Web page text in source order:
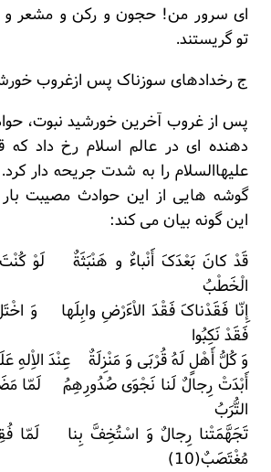
ای سرور من! حجون و رکن و مشعر و
تو گریستند.
ج رخدادهای سوزناک پس ازغروب
پس از غروب آخرین خورشید نبوت،
دهنده ای در عالم اسلام رخ داد که
علیهاالسلام را به شدت جریحه دار
گوشه هایی از این حوادث مصیبت بار
این گونه بیان می کند:
قَدْ کانَ بَعْدَکَ أَنْباءٌ و هَنْبَثَةٌ لَوْ
الْخَطْبُ
إِنّا فَقَدْناکَ فَقْدَ الاْءَرْضِ وابِلَها وَ
فَقَدْ نَکِبُوا
وَ کُلُّ أَهْلٍ لَهُ قُرْبَی وَ مَنْزِلَةٌ عِنْدَ الاِْلهِ
أَبْدَتْ رِجالٌ لَنا نَجْوَی صُدُورِهِمُ لَمّا
التُّرَبُ
تَجَهَّمَتْنا رِجالٌ وَ اسْتُخِفَّ بِنا لَمّا
مُغْتَصَبٌ(10)